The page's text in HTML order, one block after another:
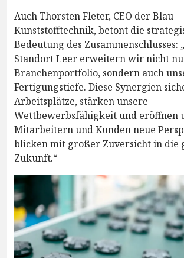
Auch Thorsten Fleter, CEO der Blau
Kunststofftechnik, betont die
Bedeutung des Zusammenschlusses:
Standort Leer erweitern wir nicht
Branchenportfolio, sondern auch
Fertigungstiefe. Diese Synergien
Arbeitsplätze, stärken unsere
Wettbewerbsfähigkeit und eröffnen
Mitarbeitern und Kunden neue
blicken mit großer Zuversicht in die
Zukunft.“